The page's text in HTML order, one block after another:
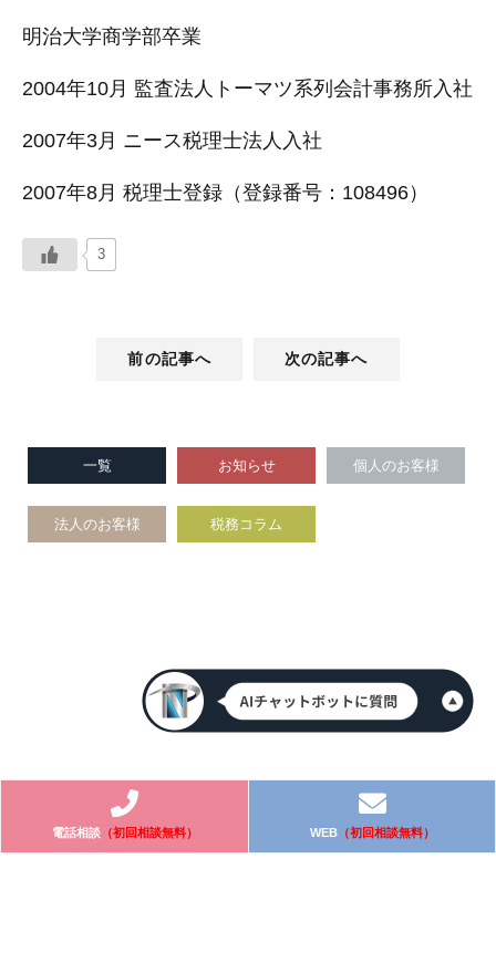
明治大学商学部卒業
2004年10月 監査法人トーマツ系列会計事務所入社
2007年3月 ニース税理士法人入社
2007年8月 税理士登録（登録番号：108496）
3
前の記事へ 次の記事へ
一覧 お知らせ 個人のお客様
法人のお客様 税務コラム
電話相談（初回相談無料） WEB（初回相談無料）